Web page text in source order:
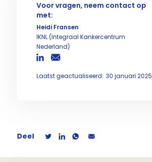
Voor vragen, neem contact op
met:
Heidi Fransen
IKNL (Integraal Kankercentrum
Nederland)
Laatst geactualiseerd: 30 januari 2025
Deel